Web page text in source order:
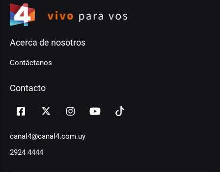
Acerca de nosotros
Contáctanos
Contacto
canal4@canal4.com.uy
2924 4444